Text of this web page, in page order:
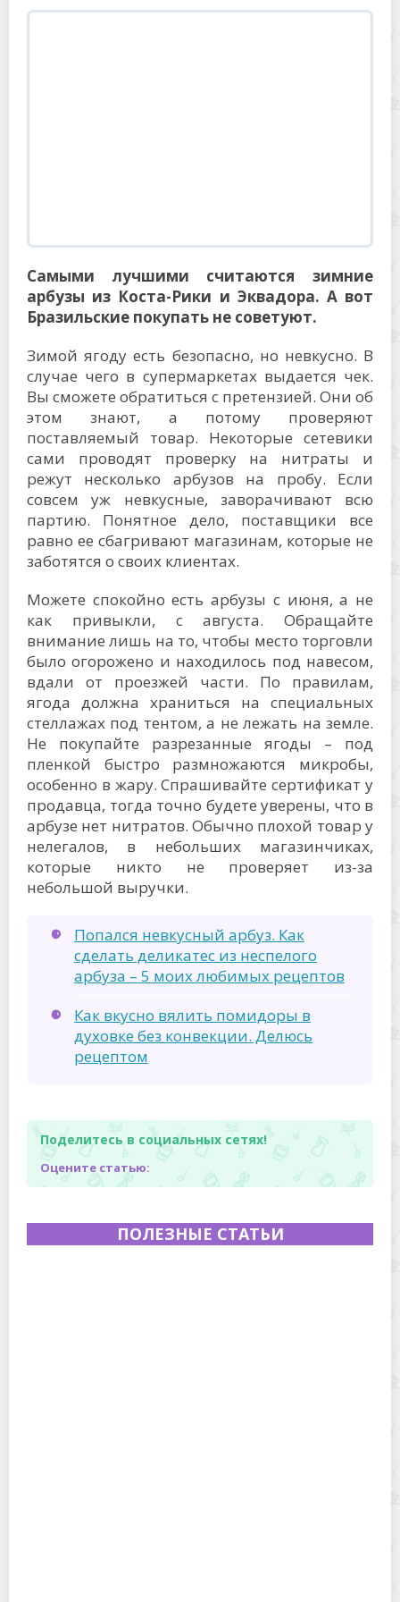
Самыми лучшими считаются зимние
арбузы из Коста-Рики и Эквадора. А вот
Бразильские покупать не советуют.
Зимой ягоду есть безопасно, но невкусно. В
случае чего в супермаркетах выдается чек.
Вы сможете обратиться с претензией. Они об
этом знают, а потому проверяют
поставляемый товар. Некоторые сетевики
сами проводят проверку на нитраты и
режут несколько арбузов на пробу. Если
совсем уж невкусные, заворачивают всю
партию. Понятное дело, поставщики все
равно ее сбагривают магазинам, которые не
заботятся о своих клиентах.
Можете спокойно есть арбузы с июня, а не
как привыкли, с августа. Обращайте
внимание лишь на то, чтобы место торговли
было огорожено и находилось под навесом,
вдали от проезжей части. По правилам,
ягода должна храниться на специальных
стеллажах под тентом, а не лежать на земле.
Не покупайте разрезанные ягоды – под
пленкой быстро размножаются микробы,
особенно в жару. Спрашивайте сертификат у
продавца, тогда точно будете уверены, что в
арбузе нет нитратов. Обычно плохой товар у
нелегалов, в небольших магазинчиках,
которые никто не проверяет из-за
небольшой выручки.
Попался невкусный арбуз. Как
сделать деликатес из неспелого
арбуза – 5 моих любимых рецептов
Как вкусно вялить помидоры в
духовке без конвекции. Делюсь
рецептом
Поделитесь в социальных сетях!
Оцените статью:
ПОЛЕЗНЫЕ СТАТЬИ